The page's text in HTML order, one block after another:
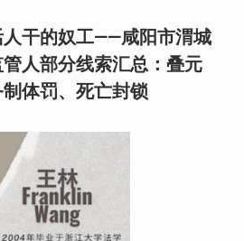
干的奴工——咸阳市渭城
人部分线索汇总：叠元
体罚、死亡封锁